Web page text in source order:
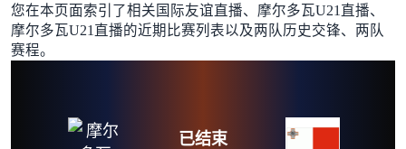
您在本页面索引了相关国际友谊直播、摩尔多瓦U21直播、
摩尔多瓦U21直播的近期比赛列表以及两队历史交锋、两队
赛程。
已结束